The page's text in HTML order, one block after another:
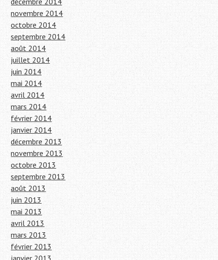
novembre 2014
octobre 2014
septembre 2014
août 2014
juillet 2014
juin 2014
mai 2014
avril 2014
mars 2014
février 2014
janvier 2014
décembre 2013
novembre 2013
octobre 2013
septembre 2013
août 2013
juin 2013
mai 2013
avril 2013
mars 2013
février 2013